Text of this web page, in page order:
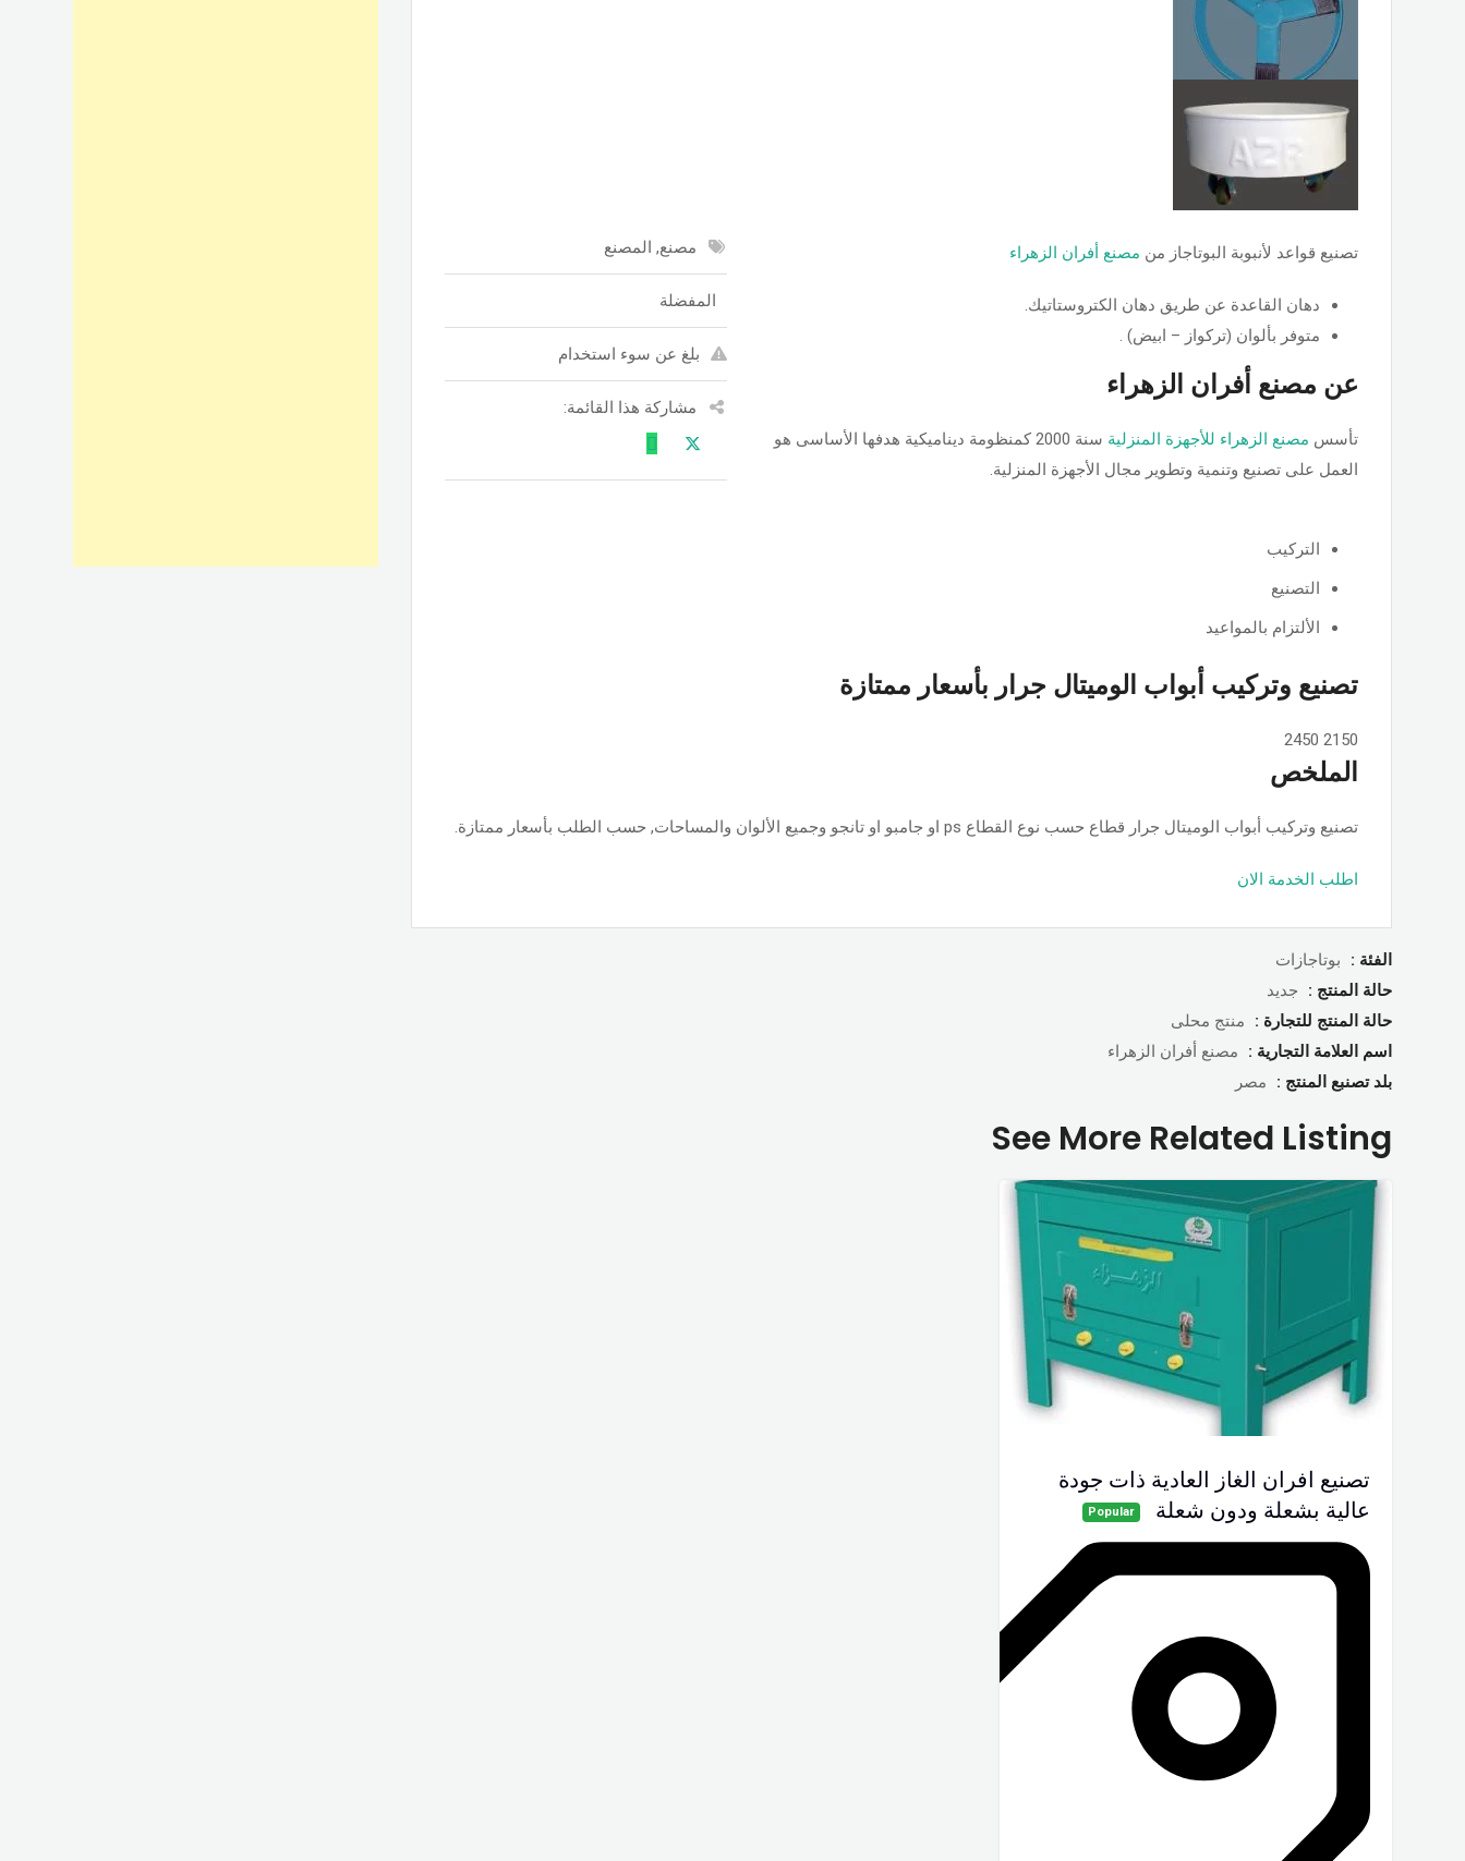
تصنيع قواعد لأنبوبة البوتاجاز من مصنع أفران الزهراء
دهان القاعدة عن طريق دهان الكتروستاتيك.
متوفر بألوان (تركواز – ابيض) .
عن مصنع أفران الزهراء
تأسس مصنع الزهراء للأجهزة المنزلية
سنة 2000 كمنظومة ديناميكية هدفها الأساسى هو
العمل على تصنيع وتنمية وتطوير مجال الأجهزة المنزلية.
مصنع, المصنع
المفضلة
بلغ عن سوء استخدام
مشاركة هذا القائمة:
التركيب
التصنيع
الألتزام بالمواعيد
تصنيع وتركيب أبواب الوميتال جرار بأسعار ممتازة
2150
2450
الملخص
تصنيع وتركيب أبواب الوميتال جرار قطاع حسب نوع القطاع ps او جامبو او تانجو وجميع الألوان والمساحات, حسب الطلب بأسعار ممتازة.
اطلب الخدمة الان
الفئة :
بوتاجازات
حالة المنتج :
جديد
حالة المنتج للتجارة :
منتج محلى
اسم العلامة التجارية :
مصنع أفران الزهراء
بلد تصنبع المنتج :
مصر
See More Related Listing
تصنيع افران الغاز العادية ذات جودة
عالية بشعلة ودون شعلة
Popular